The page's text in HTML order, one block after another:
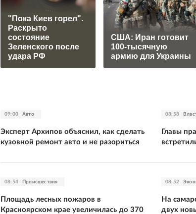
"Пока Киев горел".
Раскрыто
состояние
Зеленского после
удара РФ
США: Иран готовит
100-тысячную
армию для Украины
09:00 Авто
Эксперт Архипов объяснил, как сделать
кузовной ремонт авто и не разориться
08:58
Главы
08:54 Происшествия
Площадь лесных пожаров в
Красноярском крае увеличилась до 370
08:52
На
двух